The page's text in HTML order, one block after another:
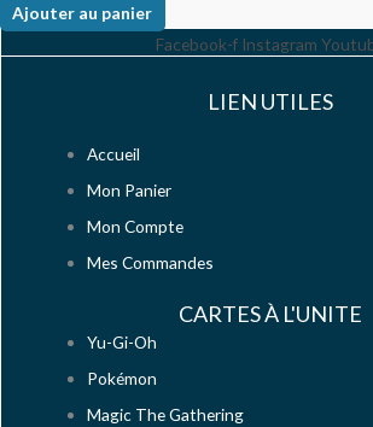
Ajouter au panier
Facebook-f Instagram
LIEN UTILES
Accueil
Mon Panier
Mon Compte
Mes Commandes
CARTES À L'UNITE
Yu-Gi-Oh
Pokémon
Magic The Gathering